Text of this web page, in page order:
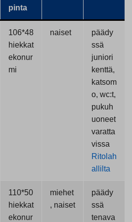
pinta
106*48
hiekkat
ekonur
mi
naiset
päädy
ssä
juniori
kenttä,
katsom
o, wc:t,
pukuh
uoneet
varatta
vissa
Ritolah
allilta
110*50
hiekkat
ekonur
miehet
, naiset
päädy
ssä
tenava